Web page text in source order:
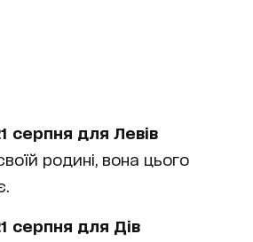
серпня для Левів
родині, вона цього
серпня для Дів